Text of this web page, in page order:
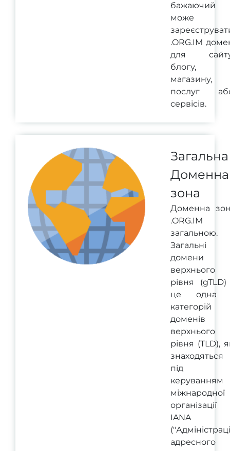
бажаючий
може
.ORG.IM
для
блогу,
магазину,
послуг
сервісів.
Загальна
Доменна
зона
Доменна
.ORG.IM
загальною.
Загальні
домени
верхнього
рівня
це одна
категорій
доменів
верхнього
рівня (TLD),
знаходяться
під
керуванням
міжнародної
організації
IANA
адресного